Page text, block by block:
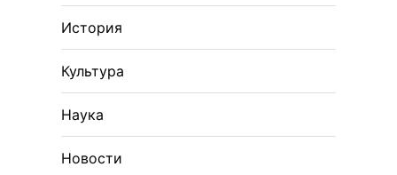
История
Культура
Наука
Новости